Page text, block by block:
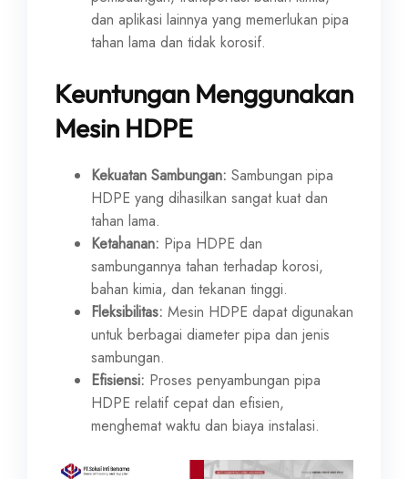
dan aplikasi lainnya yang memerlukan pipa
tahan lama dan tidak korosif.
Keuntungan Menggunakan
Mesin HDPE
Kekuatan Sambungan: Sambungan pipa
HDPE yang dihasilkan sangat kuat dan
tahan lama.
Ketahanan: Pipa HDPE dan
sambungannya tahan terhadap korosi,
bahan kimia, dan tekanan tinggi.
Fleksibilitas: Mesin HDPE dapat digunakan
untuk berbagai diameter pipa dan jenis
sambungan.
Efisiensi: Proses penyambungan pipa
HDPE relatif cepat dan efisien,
menghemat waktu dan biaya instalasi.